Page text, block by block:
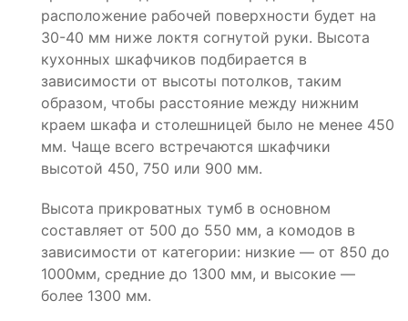
расположение рабочей поверхности будет на
30-40 мм ниже локтя согнутой руки. Высота
кухонных шкафчиков подбирается в
зависимости от высоты потолков, таким
образом, чтобы расстояние между нижним
краем шкафа и столешницей было не менее 450
мм. Чаще всего встречаются шкафчики
высотой 450, 750 или 900 мм.
Высота прикроватных тумб в основном
составляет от 500 до 550 мм, а комодов в
зависимости от категории: низкие — от 850 до
1000мм, средние до 1300 мм, и высокие —
более 1300 мм.